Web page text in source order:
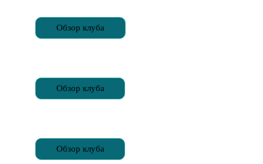
Обзор клуба
Обзор клуба
Обзор клуба